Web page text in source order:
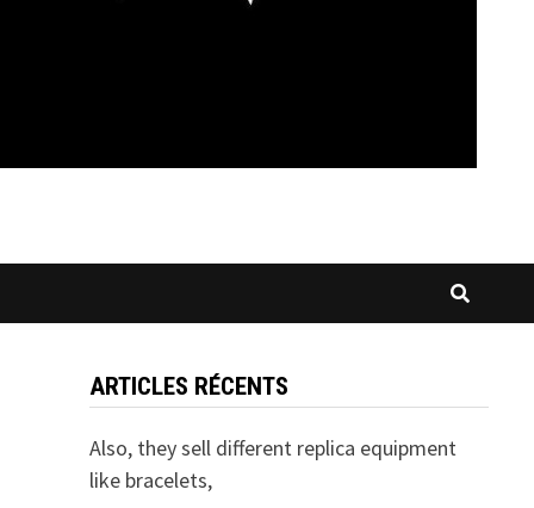
ARTICLES RÉCENTS
Also, they sell different replica equipment
like bracelets,